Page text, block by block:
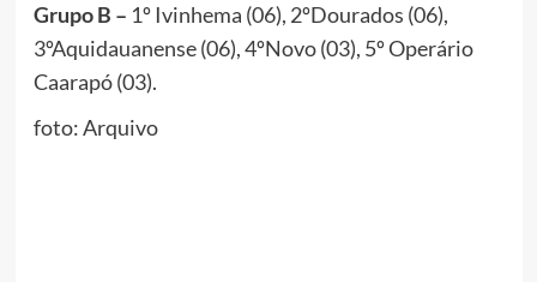
Grupo B – 1º Ivinhema (06), 2ºDourados (06),
3ºAquidauanense (06), 4ºNovo (03), 5º Operário
Caarapó (03).
foto: Arquivo